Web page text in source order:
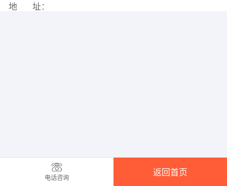
地 址：
电话咨询
返回首页